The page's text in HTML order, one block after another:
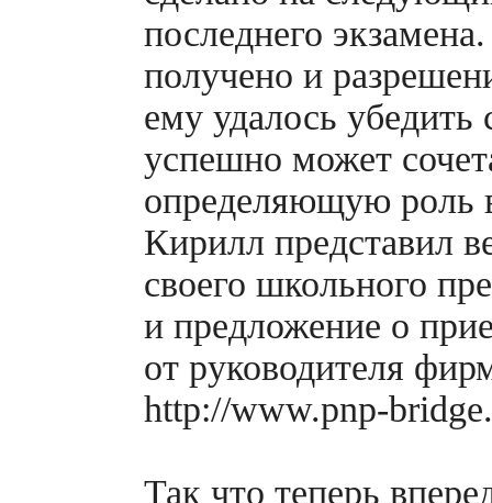
последнего
получено и
ему удалось
успешно может
определяющую роль
Кирилл представил
своего школьного
и предложение о
от руководителя
http://www.pnp-
Так что теперь